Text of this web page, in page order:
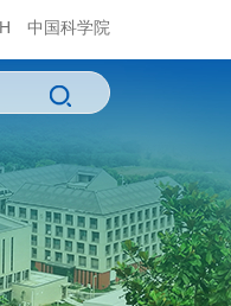
中国科学院